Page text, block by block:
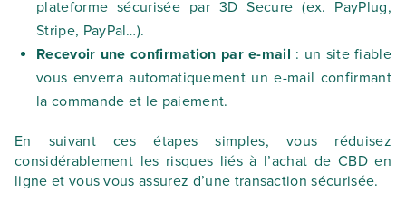
plateforme sécurisée par 3D Secure (ex. PayPlug,
Stripe, PayPal…).
Recevoir une confirmation par e-mail : un site fiable
vous enverra automatiquement un e-mail confirmant
la commande et le paiement.
En suivant ces étapes simples, vous réduisez
considérablement les risques liés à l’achat de CBD en
ligne et vous vous assurez d’une transaction sécurisée.